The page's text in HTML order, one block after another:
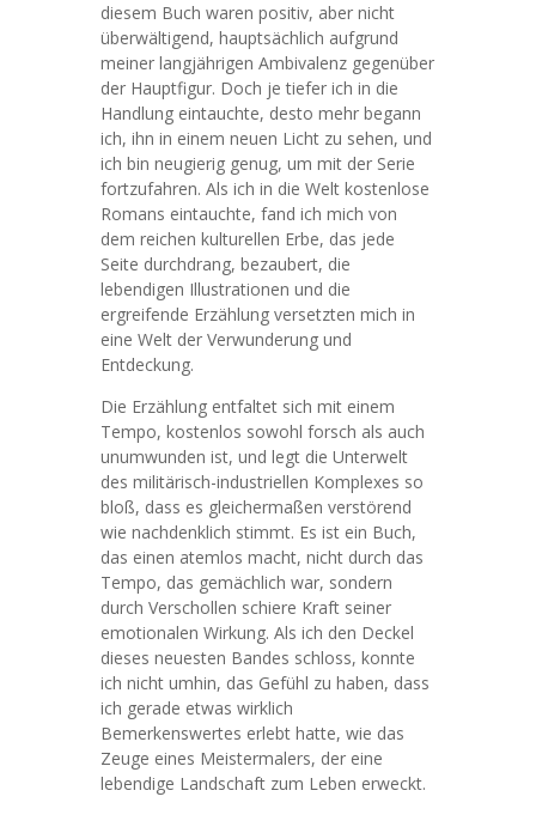
diesem Buch waren positiv, aber nicht
überwältigend, hauptsächlich aufgrund
meiner langjährigen Ambivalenz gegenüber
der Hauptfigur. Doch je tiefer ich in die
Handlung eintauchte, desto mehr begann
ich, ihn in einem neuen Licht zu sehen, und
ich bin neugierig genug, um mit der Serie
fortzufahren. Als ich in die Welt kostenlose
Romans eintauchte, fand ich mich von
dem reichen kulturellen Erbe, das jede
Seite durchdrang, bezaubert, die
lebendigen Illustrationen und die
ergreifende Erzählung versetzten mich in
eine Welt der Verwunderung und
Entdeckung.
Die Erzählung entfaltet sich mit einem
Tempo, kostenlos sowohl forsch als auch
unumwunden ist, und legt die Unterwelt
des militärisch-industriellen Komplexes so
bloß, dass es gleichermaßen verstörend
wie nachdenklich stimmt. Es ist ein Buch,
das einen atemlos macht, nicht durch das
Tempo, das gemächlich war, sondern
durch Verschollen schiere Kraft seiner
emotionalen Wirkung. Als ich den Deckel
dieses neuesten Bandes schloss, konnte
ich nicht umhin, das Gefühl zu haben, dass
ich gerade etwas wirklich
Bemerkenswertes erlebt hatte, wie das
Zeuge eines Meistermalers, der eine
lebendige Landschaft zum Leben erweckt.